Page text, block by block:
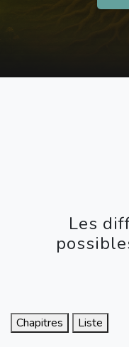
Les
Chapitres Liste